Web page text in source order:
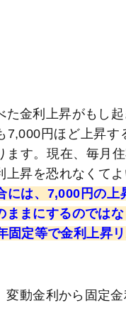
た金利上昇がもし
7,000円ほど上昇
ます。現在、毎月
上昇を恐れなくて
には、7,000円の
ままにするのでは
固定等で金利上昇
変動金利から固定